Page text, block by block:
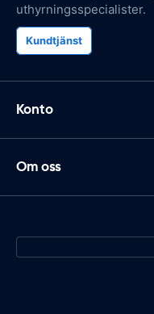
uthyrningsspecialister.
Kundtjänst
Konto
Om oss